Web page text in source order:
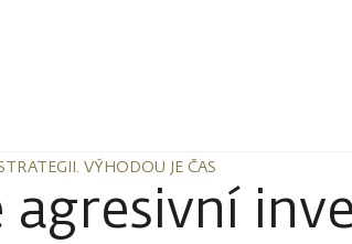
VÝHODOU JE ČAS
VÝHODOU JE ČAS
agresivní